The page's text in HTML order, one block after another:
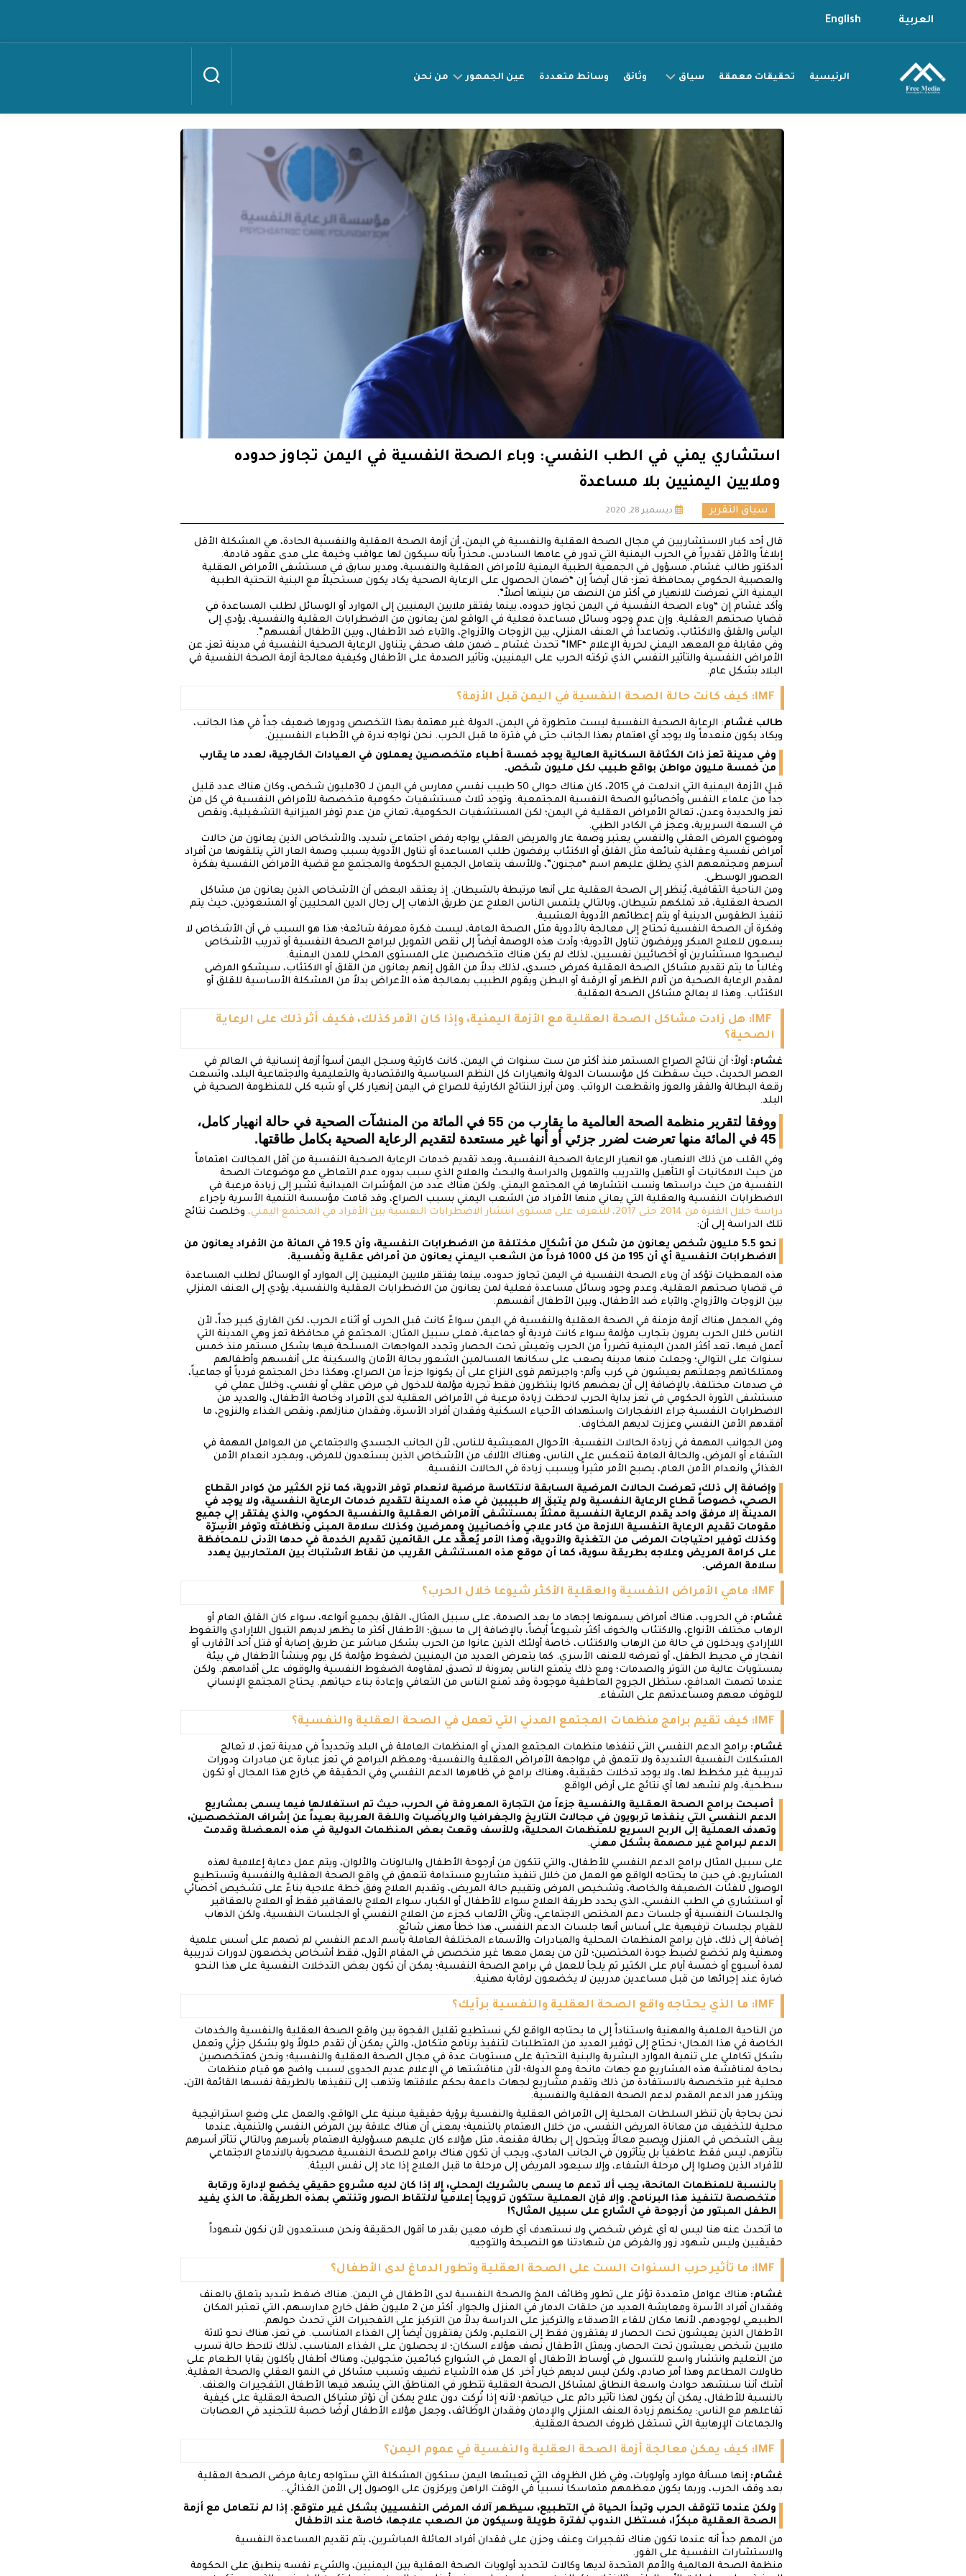
content
العربية English
الرئيسية تحقيقات معمقة سياق
التقرير
سياق
القصة
وثائق وسائط متعددة عين الجمهور
مناصرة
قصتي
راقب
انتهاك
من نحن
استشاري يمني في الطب النفسي: وباء الصحة النفسية في اليمن تجاوز حدوده
وملايين اليمنيين بلا مساعدة
سياق التقرير ديسمبر 28, 2020
قال أحد كبار الاستشاريين في مجال الصحة العقلية والنفسية في اليمن، أن أزمة الصحة العقلية والنفسية الحادة، هي المشكلة الأقل
إبلاغاً والأقل تقديراً في الحرب اليمنية التي تدور في عامها السادس، محذراً بأنه سيكون لها عواقب وخيمة على مدى عقود قادمة.
الدكتور طالب غشام، مسؤول في الجمعية الطبية اليمنية للأمراض العقلية والنفسية، ومدير سابق في مستشفى الأمراض العقلية
والعصبية الحكومي بمحافظة تعز؛ قال أيضاً إن “ضمان الحصول على الرعاية الصحية يكاد يكون مستحيلاً مع البنية التحتية الطبية
اليمنية التي تعرضت للانهيار في أكثر من النصف من بنيتها أصلاً”.
وأكد غشام إن “وباء الصحة النفسية في اليمن تجاوز حدوده، بينما يفتقر ملايين اليمنيين إلى الموارد أو الوسائل لطلب المساعدة في
قضايا صحتهم العقلية. وإن عدم وجود وسائل مساعدة فعلية في الواقع لمن يعانون من الاضطرابات العقلية والنفسية، يؤدي إلى
اليأس والقلق والاكتئاب، وتصاعداً في العنف المنزلي، بين الزوجات والأزواج، والآباء ضد الأطفال، وبين الأطفال أنفسهم”.
وفي مقابلة مع المعهد اليمني لحرية الإعلام “IMF” تحدث غشام ــ ضمن ملف صحفي يتناول الرعاية الصحية النفسية في مدينة تعزـ عن
الأمراض النفسية والتأثير النفسي الذي تركته الحرب على اليمنيين، وتأثير الصدمة على الأطفال وكيفية معالجة أزمة الصحة النفسية في
البلاد بشكل عام.
IMF: كيف كانت حالة الصحة النفسية في اليمن قبل الأزمة؟
طالب غشام: الرعاية الصحية النفسية ليست متطورة في اليمن، الدولة غير مهتمة بهذا التخصص ودورها ضعيف جداً في هذا الجانب،
ويكاد يكون منعدماً ولا يوجد أي اهتمام بهذا الجانب حتى في فترة ما قبل الحرب. نحن نواجه ندرة في الأطباء النفسيين.
وفي مدينة تعز ذات الكثافة السكانية العالية يوجد خمسة أطباء متخصصين يعملون في العيادات الخارجية، لعدد ما يقارب
من خمسة مليون مواطن بواقع طبيب لكل مليون شخص.
قبل الأزمة اليمنية التي اندلعت في 2015، كان هناك حوالى 50 طبيب نفسي ممارس في اليمن لـ 30مليون شخص، وكان هناك عدد قليل
جداً من علماء النفس وأخصائيو الصحة النفسية المجتمعية. وتوجد ثلاث مستشفيات حكومية متخصصة للأمراض النفسية في كل من
تعز والحديدة وعدن، تعالج الأمراض العقلية في اليمن؛ لكن المستشفيات الحكومية، تعاني من عدم توفر الميزانية التشغيلية، ونقص
في السعة السريرية، وعجز في الكادر الطبي.
وموضوع المرض العقلي والنفسي يعتبر وصمة عار والمريض العقلي يواجه رفض اجتماعي شديد، والأشخاص الذين يعانون من حالات
أمراض نفسية وعقلية شائعة مثل القلق أو الاكتئاب يرفضون طلب المساعدة أو تناول الأدوية بسبب وصمة العار التي يتلقونها من أفراد
أسرهم ومجتمعهم الذي يطلق عليهم اسم “مجنون”، وللأسف يتعامل الجميع الحكومة والمجتمع مع قضية الأمراض النفسية بفكرة
العصور الوسطى.
ومن الناحية الثقافية، يُنظر إلى الصحة العقلية على أنها مرتبطة بالشيطان. إذ يعتقد البعض أن الأشخاص الذين يعانون من مشاكل
الصحة العقلية، قد تملكهم شيطان، وبالتالي يلتمس الناس العلاج عن طريق الذهاب إلى رجال الدين المحليين أو المشعوذين، حيث يتم
تنفيذ الطقوس الدينية أو يتم إعطائهم الأدوية العشبية.
وفكرة أن الصحة النفسية تحتاج إلى معالجة بالأدوية مثل الصحة العامة، ليست فكرة معرفة شائعة؛ هذا هو السبب في أن الأشخاص لا
يسعون للعلاج المبكر ويرفضون تناول الأدوية؛ وأدت هذه الوصمة أيضاً إلى نقص التمويل لبرامج الصحة النفسية أو تدريب الأشخاص
ليصبحوا مستشارين أو أخصائيين نفسيين، لذلك لم يكن هناك متخصصين على المستوى المحلي للمدن اليمنية.
وغالباً ما يتم تقديم مشاكل الصحة العقلية كمرض جسدي، لذلك بدلاً من القول إنهم يعانون من القلق أو الاكتئاب، سيشكو المرضى
لمقدم الرعاية الصحية من آلام الظهر أو الرقبة أو البطن ويقوم الطبيب بمعالجة هذه الأعراض بدلاً من المشكلة الأساسية للقلق أو
الاكتئاب. وهذا لا يعالج مشاكل الصحة العقلية.
IMF: هل زادت مشاكل الصحة العقلية مع الأزمة اليمنية، وإذا كان الأمر كذلك، فكيف أثر ذلك على الرعاية
الصحية؟
غشام: أولاً؛ أن نتائج الصراع المستمر منذ أكثر من ست سنوات في اليمن، كانت كارثية وسجل اليمن أسوأ أزمة إنسانية في العالم في
العصر الحديث، حيث سقطت كل مؤسسات الدولة وانهيارات كل النظم السياسية والاقتصادية والتعليمية والاجتماعية البلد، واتسعت
رقعة البطالة والفقر والعوز وانقطعت الرواتب. ومن أبرز النتائج الكارثية للصراع في اليمن إنهيار كلي أو شبه كلي للمنظومة الصحية في
البلد.
ووفقا لتقرير منظمة الصحة العالمية ما يقارب من 55 في المائة من المنشآت الصحية في حالة انهيار كامل،
45 في المائة منها تعرضت لضرر جزئي أو أنها غير مستعدة لتقديم الرعاية الصحية بكامل طاقتها.
وفي القلب من ذلك الانهيار، هو انهيار الرعاية الصحية النفسية، ويعد تقديم خدمات الرعاية الصحية النفسية من أقل المجالات اهتماماً
من حيث الامكانيات أو التأهيل والتدريب والتمويل والدراسة والبحث والعلاج الذي سبب بدوره عدم التعاطي مع موضوعات الصحة
النفسية من حيث دراستها ونسب انتشارها في المجتمع اليمني. ولكن هناك عدد من المؤشرات الميدانية تشير إلى زيادة مرعبة في
الاضطرابات النفسية والعقلية التي يعاني منها الأفراد من الشعب اليمني بسبب الصراع، وقد قامت مؤسسة التنمية الأسرية بإجراء
دراسة خلال الفترة من 2014 حتى 2017، للتعرف على مستوى انتشار الاضطرابات النفسية بين الأفراد في المجتمع اليمني،
وخلصت نتائج
تلك الدراسة إلى أن:
نحو 5.5 مليون شخص يعانون من شكل من أشكال مختلفة من الاضطرابات النفسية، وأن 19.5 في المائة من الأفراد يعانون من
الاضطرابات النفسية أي أن 195 من كل 1000 فرداً من الشعب اليمني يعانون من أمراض عقلية ونفسية.
هذه المعطيات تؤكد أن وباء الصحة النفسية في اليمن تجاوز حدوده، بينما يفتقر ملايين اليمنيين إلى الموارد أو الوسائل لطلب المساعدة
في قضايا صحتهم العقلية، وعدم وجود وسائل مساعدة فعلية لمن يعانون من الاضطرابات العقلية والنفسية، يؤدي إلى العنف المنزلي
بين الزوجات والأزواج، والآباء ضد الأطفال، وبين الأطفال أنفسهم.
وفي المجمل هناك أزمة مزمنة في الصحة العقلية والنفسية في اليمن سواءً كانت قبل الحرب أو أثناء الحرب، لكن الفارق كبير جداً، لأن
الناس خلال الحرب يمرون بتجارب مؤلمة سواء كانت فردية أو جماعية، فعلى سبيل المثال: المجتمع في محافظة تعز وهي المدينة التي
أعمل فيها، تعد أكثر المدن اليمنية تضرراً من الحرب وتعيش تحت الحصار وتجدد المواجهات المسلحة فيها بشكل مستمر منذ خمس
سنوات على التوالي؛ وجعلت منها مدينة يصعب على سكانها المسالمين الشعور بحالة الأمان والسكينة على أنفسهم وأطفالهم
وممتلكاتهم وجعلتهم يعيشون في كرب وألم؛ واجبرتهم قوى النزاع على أن يكونوا جزءاَ من الصراع، وهكذا دخل المجتمع فردياً أو جماعياً،
في صدمات مختلفة، بالإضافة إلى أن بعضهم كانوا ينتظرون فقط تجربة مؤلمة للدخول في مرض عقلي أو نفسي، وخلال عملي في
مستشفى الثورة الحكومي في تعز بداية الحرب لاحظت زيادة مرعبة في الأمراض العقلية لدى الأفراد وخاصة الأطفال، والعديد من
الاضطرابات النفسية جراء الانفجارات واستهداف الأحياء السكنية وفقدان أفراد الأسرة، وفقدان منازلهم، ونقص الغذاء والنزوح، ما
أفقدهم الأمن النفسي وعززت لديهم المخاوف.
ومن الجوانب المهمة في زيادة الحالات النفسية: الأحوال المعيشية للناس، لأن الجانب الجسدي والاجتماعي من العوامل المهمة في
الشفاء أو المرض، والحالة العامة تنعكس على الناس، وهناك الآلاف من الأشخاص الذين يستعدون للمرض، وبمجرد انعدام الأمن
الغذائي وانعدام الأمن العام، يصبح الأمر مثيراً ويسبب زيادة في الحالات النفسية.
وإضافة إلى ذلك، تعرضت الحالات المرضية السابقة لانتكاسة مرضية لانعدام توفر الأدوية، كما نزح الكثير من كوادر القطاع
الصحي، خصوصاً قطاع الرعاية النفسية ولم يتبق إلا طبيبين في هذه المدينة لتقديم خدمات الرعاية النفسية، ولا يوجد في
المدينة إلا مرفق واحد يقدم الرعاية النفسية ممثلاً بمستشفى الأمراض العقلية والنفسية الحكومي، والذي يفتقر إلى جميع
مقومات تقديم الرعاية النفسية اللازمة من كادر علاجي وأخصائيين وممرضين وكذلك سلامة المبنى ونظافته وتوفر الأَسِرّة
وكذلك توفير احتياجات المرضى من التغذية والأدوية، وهذا الأمر يُعقِّد على القائمين تقديم الخدمة في حدها الأدنى للمحافظة
على كرامة المريض وعلاجه بطريقة سوية، كما أن موقع هذه المستشفى القريب من نقاط الاشتباك بين المتحاربين يهدد
سلامة المرضى.
IMF: ماهي الأمراض النفسية والعقلية الأكثر شيوعا خلال الحرب؟
غشام: في الحروب، هناك أمراض يسمونها إجهاد ما بعد الصدمة، على سبيل المثال، القلق بجميع أنواعه، سواء كان القلق العام أو
الرهاب مختلف الأنواع، والاكتئاب والخوف أكثر شيوعاً أيضاً، بالإضافة إلى ما سبق؛ الأطفال أكثر ما يظهر لديهم التبول اللاإرادي والتغوط
اللاإرادي ويدخلون في حالة من الرهاب والاكتئاب، خاصة أولئك الذين عانوا من الحرب بشكل مباشر عن طريق إصابة أو قتل أحد الأقارب أو
انفجار في محيط الطفل، أو تعرضه للعنف الأسري. كما يتعرض العديد من اليمنيين لضغوط مؤلمة كل يوم وينشأ الأطفال في بيئة
بمستويات عالية من التوتر والصدمات؛ ومع ذلك يتمتع الناس بمرونة لا تصدق لمقاومة الضغوط النفسية والوقوف على أقدامهم. ولكن
عندما تصمت المدافع، ستظل الجروح العاطفية موجودة وقد تمنع الناس من التعافي وإعادة بناء حياتهم. يحتاج المجتمع الإنساني
للوقوف معهم ومساعدتهم على الشفاء.
IMF: كيف تقيم برامج منظمات المجتمع المدني التي تعمل في الصحة العقلية والنفسية؟
غشام: برامج الدعم النفسي التي تنفذها منظمات المجتمع المدني أو المنظمات العاملة في البلد وتحديداً في مدينة تعز، لا تعالج
المشكلات النفسية الشديدة ولا تتعمق في مواجهة الأمراض العقلية والنفسية؛ ومعظم البرامج في تعز عبارة عن مبادرات ودورات
تدريبية غير مخطط لها، ولا يوجد تدخلات حقيقية، وهناك برامج في ظاهرها الدعم النفسي وفي الحقيقة هي خارج هذا المجال أو تكون
سطحية، ولم نشهد لها أي نتائج على أرض الواقع.
أصبحت برامج الصحة العقلية والنفسية جزءاَ من التجارة المعروفة في الحرب، حيث تم استغلالها فيما يسمى بمشاريع
الدعم النفسي التي ينفذها تربويون في مجالات التاريخ والجغرافيا والرياضيات واللغة العربية بعيداً عن إشراف المتخصصين،
وتهدف العملية إلى الربح السريع للمنظمات المحلية، وللأسف وقعت بعض المنظمات الدولية في هذه المعضلة وقدمت
الدعم لبرامج غير مصممة بشكل مهني.
على سبيل المثال برامج الدعم النفسي للأطفال، والتي تتكون من أرجوحة الأطفال والبالونات والألوان، ويتم عمل دعاية إعلامية لهذه
المشاريع، في حين ما يحتاجه الواقع هو العمل من خلال تنفيذ مشاريع مستدامة تتعمق في واقع الصحة العقلية والنفسية وتستطيع
الوصول للفئات الضعيفة والخاصة، وتشخيص المرض وتقييم حالة المريض، وتقديم العلاج وفق خطة علاجية بناءً على تشخيص أخصائي
أو استشاري في الطب النفسي، الذي يحدد طريقة العلاج سواء للأطفال أو الكبار، سواء العلاج بالعقاقير فقط أو العلاج بالعقاقير
والجلسات النفسية أو جلسات دعم المختص الاجتماعي، وتأتي الألعاب كجزء من العلاج النفسي أو الجلسات النفسية، ولكن الذهاب
للقيام بجلسات ترفيهية على أساس أنها جلسات الدعم النفسي، هذا خطأ مهني شائع.
إضافة إلى ذلك، فإن برامج المنظمات المحلية والمبادرات والأسماء المختلفة العاملة باسم الدعم النفسي لم تصمم على أسس علمية
ومهنية ولم تخضع لضبط جودة المختصين؛ لأن من يعمل معها غير متخصص في المقام الأول، فقط أشخاص يخضعون لدورات تدريبية
لمدة أسبوع أو خمسة أيام على الكثير ثم يلجأ للعمل في برامج الصحة النفسية؛ يمكن أن تكون بعض التدخلات النفسية على هذا النحو
ضارة عند إجرائها من قبل مساعدين مدربين لا يخضعون لرقابة مهنية.
IMF: ما الذي يحتاجه واقع الصحة العقلية والنفسية برأيك؟
من الناحية العلمية والمهنية واستناداً إلى ما يحتاجه الواقع لكي نستطيع تقليل الفجوة بين واقع الصحة العقلية والنفسية والخدمات
الخاصة في هذا المجال؛ نحتاج إلى توفير العديد من المتطلبات لتنفيذ برنامج متكامل، والتي يمكن أن تقدم حلولاً ولو بشكل جزئي وتعمل
بشكل تكاملي على تنمية الموارد البشرية والبنية التحتية على مستويات عدة في مجال الصحة العقلية والنفسية؛ ونحن كمتخصصين
بحاجة لمناقشة هذه المشاريع مع جهات مانحة ومع الدولة؛ لأن مناقشتها في الإعلام عديم الجدوى لسبب واضح هو قيام منظمات
محلية غير متخصصة بالاستفادة من ذلك وتقدم مشاريع لجهات داعمة بحكم علاقتها وتذهب إلى تنفيذها بالطريقة نفسها القائمة الآن،
ويتكرر هدر الدعم المقدم لدعم الصحة العقلية والنفسية.
نحن بحاجة بأن تنظر السلطات المحلية إلى الأمراض العقلية والنفسية برؤية حقيقية مبنية على الواقع، والعمل على وضع استراتيجية
محلية للتخفيف من معاناة المريض النفسي، من خلال الاهتمام بالتنمية؛ بمعنى أن هناك علاقة بين المرض النفسي والتنمية، عندما
يبقى الشخص في المنزل ويصبح معالاً ويتحول إلى بطالة مقنعة، مثل هؤلاء كان عليهم مسؤولية الاهتمام بأسرهم وبالتالي تتأثر أسرهم
بتأثرهم، ليس فقط عاطفياً بل يتأثرون في الجانب المادي، ويجب أن تكون هناك برامج للصحة النفسية مصحوبة بالاندماج الاجتماعي
للأفراد الذين وصلوا إلى مرحلة الشفاء، وإلا سيعود المريض إلى مرحلة ما قبل العلاج إذا عاد إلى نفس البيئة.
بالنسبة للمنظمات المانحة، يجب ألا تدعم ما يسمى بالشريك المحلي، إلا إذا كان لديه مشروع حقيقي يخضع لإدارة ورقابة
متخصصة لتنفيذ هذا البرنامج. وإلا فإن العملية ستكون ترويجاً إعلامياً لالتقاط الصور وتنتهي بهذه الطريقة. ما الذي يفيد
الطفل المبتور من أرجوحة في الشارع على سبيل المثال؟!
ما أتحدث عنه هنا ليس له أي غرض شخصي ولا نستهدف أي طرف معين بقدر ما أقول الحقيقة ونحن مستعدون لأن نكون شهوداً
حقيقيين وليس شهود زور والغرض من شهادتنا هو النصيحة والتوجيه.
IMF: ما تأثير حرب السنوات الست على الصحة العقلية وتطور الدماغ لدى الأطفال؟
غشام: هناك عوامل متعددة تؤثر على تطور وظائف المخ والصحة النفسية لدى الأطفال في اليمن. هناك ضغط شديد يتعلق بالعنف
وفقدان أفراد الأسرة ومعايشة العديد من حلقات الدمار في المنزل والجوار. أكثر من 2 مليون طفل خارج مدارسهم، التي تعتبر المكان
الطبيعي لوجودهم، لأنها مكان للقاء الأصدقاء والتركيز على الدراسة بدلاً من التركيز على التفجيرات التي تحدث حولهم.
الأطفال الذين يعيشون تحت الحصار لا يفتقرون فقط إلى التعليم، ولكن يفتقرون أيضاً إلى الغذاء المناسب. في تعز، هناك نحو ثلاثة
ملايين شخص يعيشون تحت الحصار، ويمثل الأطفال نصف هؤلاء السكان؛ لا يحصلون على الغذاء المناسب، لذلك تلاحظ حالة تسرب
من التعليم وانتشار واسع للتسول في أوساط الأطفال أو العمل في الشوارع كبائعين متجولين، وهناك أطفال يأكلون بقايا الطعام على
طاولات المطاعم وهذا أمر صادم، ولكن ليس لديهم خيار آخر. كل هذه الأشياء تضيف وتسبب مشاكل في النمو العقلي والصحة العقلية.
أشك أننا سنشهد حوادث واسعة النطاق لمشاكل الصحة العقلية تتطور في المناطق التي يشهد فيها الأطفال التفجيرات والعنف.
بالنسبة للأطفال، يمكن أن يكون لهذا تأثير دائم على حياتهم؛ لأنه إذا تُرِكت دون علاج يمكن أن تؤثر مشاكل الصحة العقلية على كيفية
تفاعلهم مع الناس: يمكنهم زيادة العنف المنزلي والإدمان وفقدان الوظائف، وجعل هؤلاء الأطفال أرضًا خصبة للتجنيد في العصابات
والجماعات الإرهابية التي تستغل ظروف الصحة العقلية.
IMF: كيف يمكن معالجة أزمة الصحة العقلية والنفسية في عموم اليمن؟
غشام: إنها مسألة موارد وأولويات، وفي ظل الظروف التي تعيشها اليمن ستكون المشكلة التي ستواجه رعاية مرضى الصحة العقلية
بعد وقف الحرب، وربما يكون معظمهم متماسكاً نسبياً في الوقت الراهن ويركزون على الوصول إلى الأمن الغذائي..
ولكن عندما تتوقف الحرب وتبدأ الحياة في التطبيع، سيظهر آلاف المرضى النفسيين بشكل غير متوقع. إذا لم نتعامل مع أزمة
الصحة العقلية مبكرًا، فستظل الندوب لفترة طويلة وسيكون من الصعب علاجها، خاصة عند الأطفال
من المهم جداً أنه عندما تكون هناك تفجيرات وعنف وحزن على فقدان أفراد العائلة المباشرين، يتم تقديم المساعدة النفسية
والاستشارات النفسية على الفور.
منظمة الصحة العالمية والأمم المتحدة لديها وكالات لتحديد أولويات الصحة العقلية بين اليمنيين، والشيء نفسه ينطبق على الحكومة